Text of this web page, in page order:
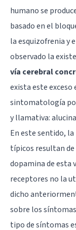
humano se
basado en el
la esquizofrenia y
observado la
vía cerebral
exista este exceso
sintomatología
y llamativa:
En este sentido,
típicos resultan de
dopamina de esta
receptores no la
dicho
sobre los
tipo de síntomas